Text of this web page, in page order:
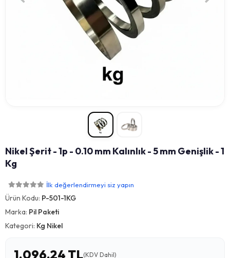
Nikel Şerit - 1p - 0.10 mm Kalınlık - 5 mm Genişlik - 1
Kg
İlk değerlendirmeyi siz yapın
Ürün Kodu: P-501-1KG
Marka: Pil Paketi
Kategori: Kg Nikel
1.096,24 TL(KDV Dahil)